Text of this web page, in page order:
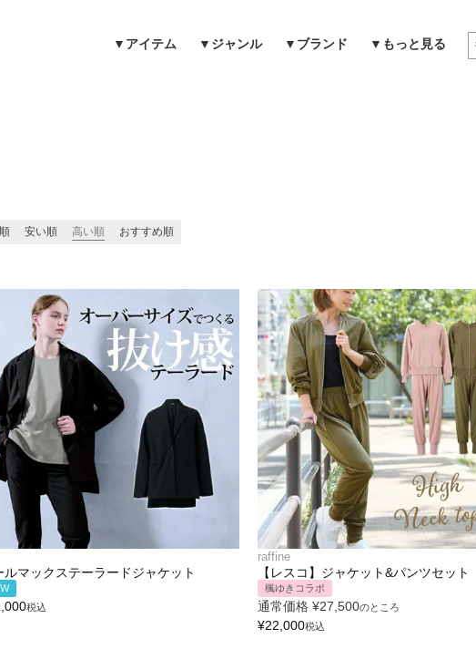
▼アイテム ▼ジャンル ▼ブランド ▼もっと見る
検索
安い順 高い順 おすすめ順
ルマックステーラードジャケット
税込
raffine
【レスコ】ジャケット&パンツセット
楓ゆきコラボ
通常価格 ¥27,500のところ
¥22,000税込